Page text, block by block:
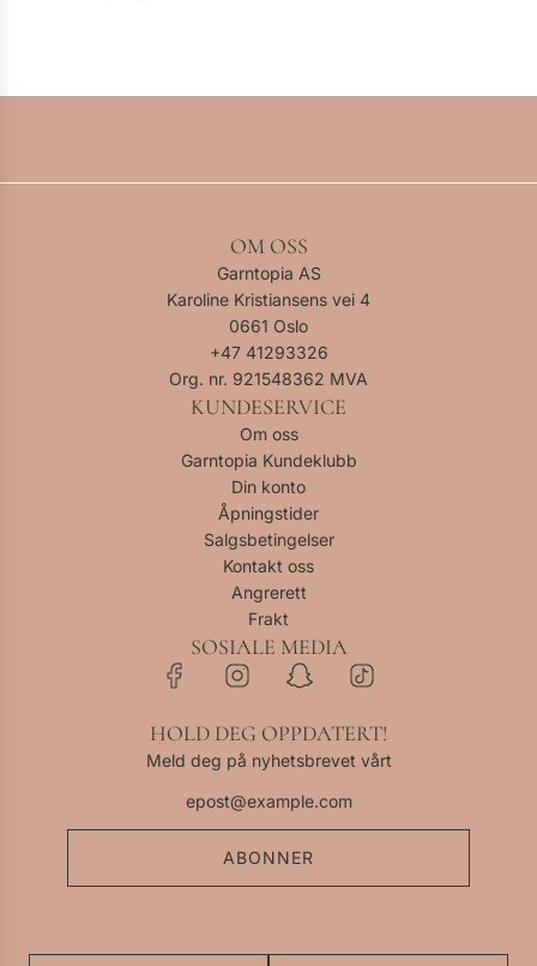
OM OSS
Garntopia AS
Karoline Kristiansens vei 4
0661 Oslo
+47 41293326
Org. nr. 921548362 MVA
KUNDESERVICE
Om oss
Garntopia Kundeklubb
Din konto
Åpningstider
Salgsbetingelser
Kontakt oss
Angrerett
Frakt
SOSIALE MEDIA
HOLD DEG OPPDATERT!
Meld deg på nyhetsbrevet vårt
ABONNER